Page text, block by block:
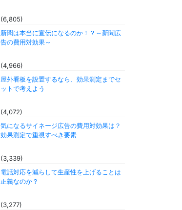
(6,805)
新聞は本当に宣伝になるのか！？～新聞広
告の費用対効果～
(4,966)
屋外看板を設置するなら、効果測定までセ
ットで考えよう
(4,072)
気になるサイネージ広告の費用対効果は？
効果測定で重視すべき要素
(3,339)
電話対応を減らして生産性を上げることは
正義なのか？
(3,277)